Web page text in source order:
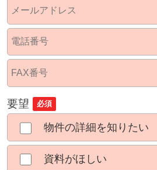
要望 必須
物件の詳細を知りたい
資料がほしい